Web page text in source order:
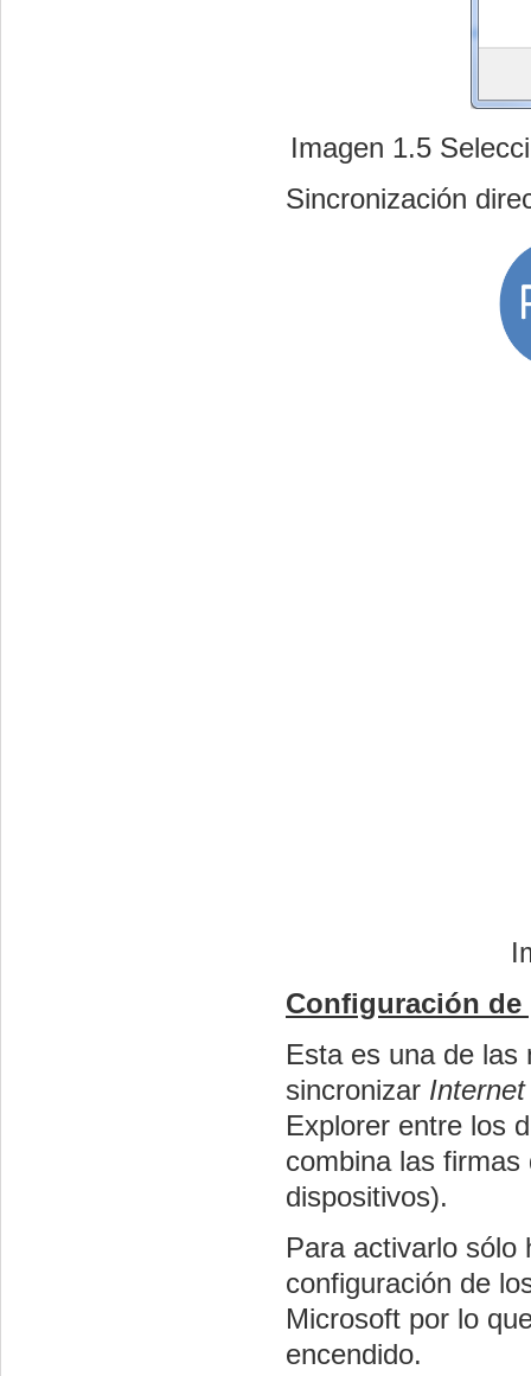
Imagen 1.5
Sincronización
Configuración de
Esta es una de
sincronizar
Explorer entre los
combina las
dispositivos).
Para activarlo
configuración de
Microsoft por lo
encendido.